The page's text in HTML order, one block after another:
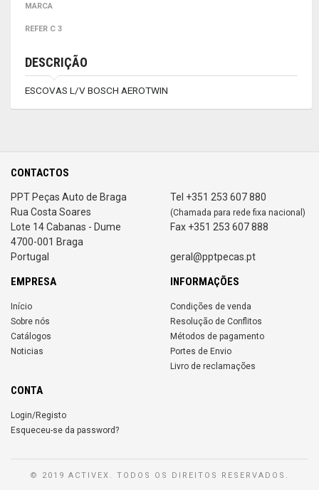
MARCA
REFER C 3
DESCRIÇÃO
ESCOVAS L/V BOSCH AEROTWIN
CONTACTOS
PPT Peças Auto de Braga
Rua Costa Soares
Lote 14 Cabanas - Dume
4700-001 Braga
Portugal
Tel +351 253 607 880
(Chamada para rede fixa nacional)
Fax +351 253 607 888
geral@pptpecas.pt
EMPRESA
Início
Sobre nós
Catálogos
Noticias
INFORMAÇÕES
Condições de venda
Resolução de Conflitos
Métodos de pagamento
Portes de Envio
Livro de reclamações
CONTA
Login/Registo
Esqueceu-se da password?
© 2019 ACTIVEX. TODOS OS DIREITOS RESERVADOS.